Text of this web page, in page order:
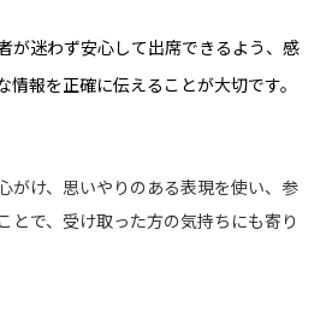
が迷わず安心して出席できるよう、感
報を正確に伝えることが大切です。
がけ、思いやりのある表現を使い、参
とで、受け取った方の気持ちにも寄り